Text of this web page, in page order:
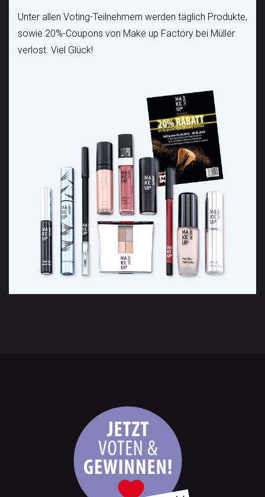
Unter allen Voting-Teilnehmern werden täglich Produkte,
sowie 20%-Coupons von Make up Factory bei Müller
verlost. Viel Glück!